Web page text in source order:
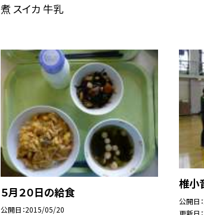
煮 スイカ 牛乳
５月２０日の給食
公開日 2015/05/20
椎小
公開日
更新日